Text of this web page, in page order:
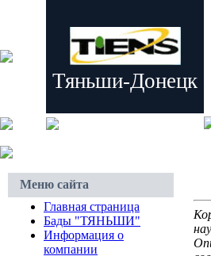
Тяньши-Донецк
Меню сайта
Главная страница
Бады "ТЯНЬШИ"
Информация о
компании